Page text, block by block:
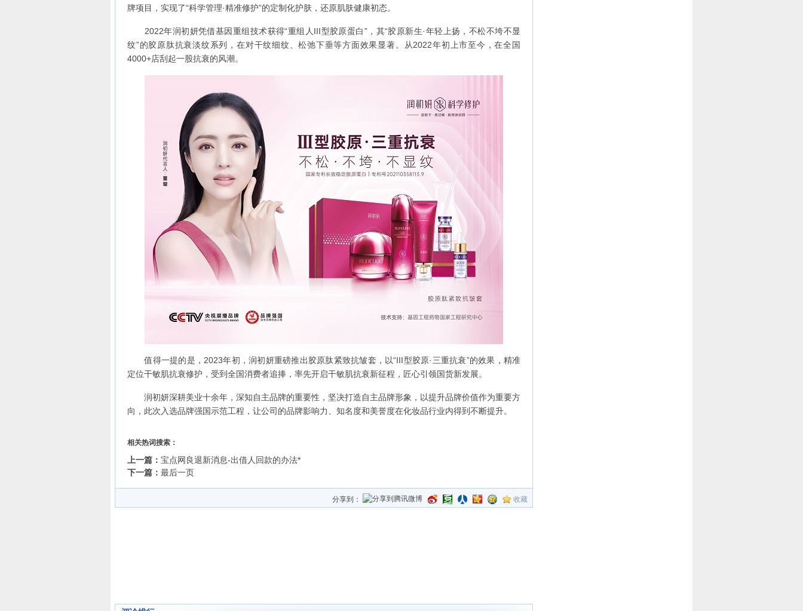
牌项目，实现了“科学管理·精准修护”的定制化护肤，还原肌肤健康初态。
2022年润初妍凭借基因重组技术获得“重组人III型胶原蛋白”，其“胶原新生·年轻上扬，不松不垮不显
纹”的胶原肽抗衰淡纹系列，在对干纹细纹、松弛下垂等方面效果显著。从2022年初上市至今，在全国
4000+店刮起一股抗衰的风潮。
值得一提的是，2023年初，润初妍重磅推出胶原肽紧致抗皱套，以“III型胶原·三重抗衰”的效果，精准
定位干敏肌抗衰修护，受到全国消费者追捧，率先开启干敏肌抗衰新征程，匠心引领国货新发展。
润初妍深耕美业十余年，深知自主品牌的重要性，坚决打造自主品牌形象，以提升品牌价值作为重要方
向，此次入选品牌强国示范工程，让公司的品牌影响力、知名度和美誉度在化妆品行业内得到不断提升。
相关热词搜索：
上一篇： 宝点网良退新消息-出借人回款的办法*
下一篇： 最后一页
分享到： 收藏